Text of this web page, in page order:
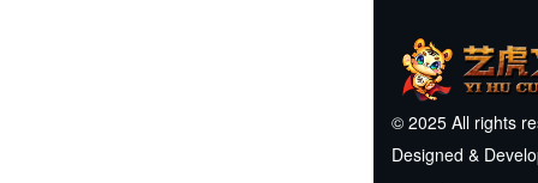
© 2025 All rights
Designed &